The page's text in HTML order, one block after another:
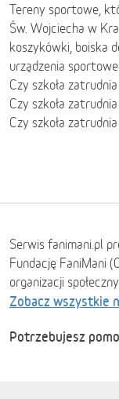
Tereny sportowe,
Św. Wojciecha w
koszykówki, boiska
urządzenia sportowe.
Czy szkoła
Czy szkoła
Czy szkoła
Serwis fanimani.pl
Fundację FaniMani
organizacji
Zobacz wszystkie
Potrzebujesz